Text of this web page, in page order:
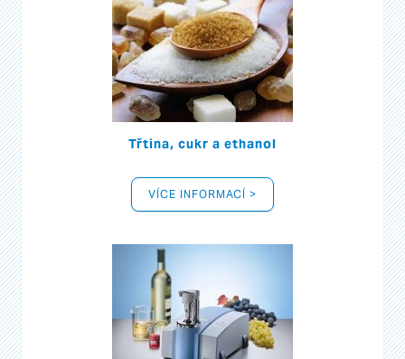
Třtina, cukr a ethanol
VÍCE INFORMACÍ >